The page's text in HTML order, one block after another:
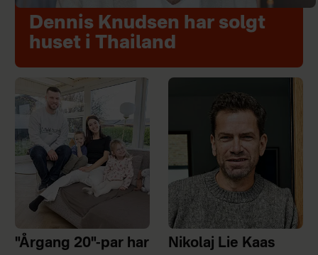
Dennis Knudsen har solgt
huset i Thailand
"Årgang 20"-par har
Nikolaj Lie Kaas